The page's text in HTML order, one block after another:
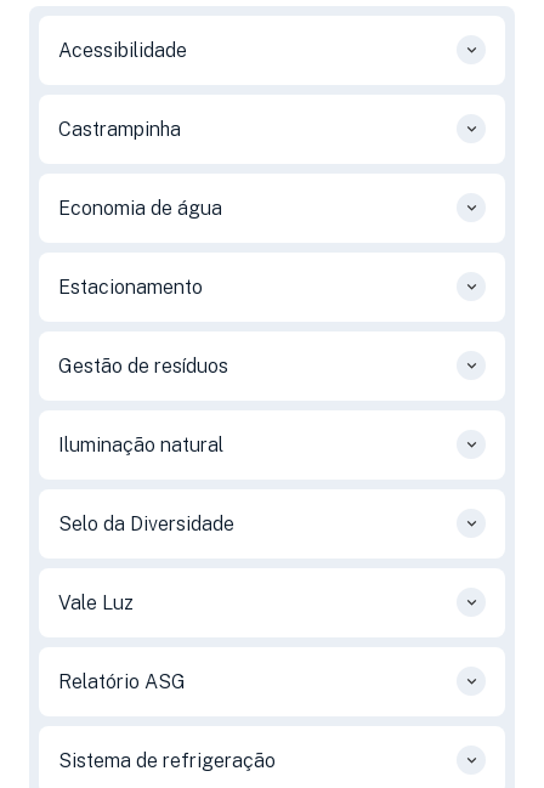
Acessibilidade
Castrampinha
Economia de água
Estacionamento
Gestão de resíduos
Iluminação natural
Selo da Diversidade
Vale Luz
Relatório ASG
Sistema de refrigeração